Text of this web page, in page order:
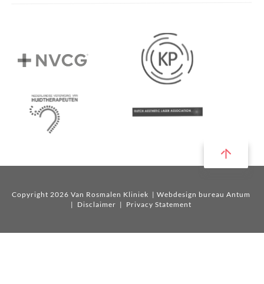
Copyright 2026 Van Rosmalen Kliniek | Webdesign bureau Antum
| Disclaimer | Privacy Statement